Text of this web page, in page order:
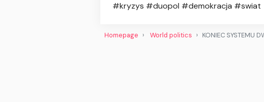
#kryzys #duopol #demokracja #swiat
Homepage World politics KONIEC SYSTEMU